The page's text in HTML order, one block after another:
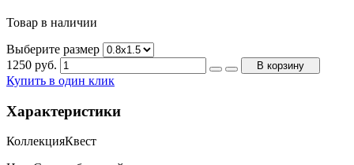
Товар в наличии
Выберите размер
1250 руб. В корзину
Купить в один клик
Характеристики
КоллекцияКвест